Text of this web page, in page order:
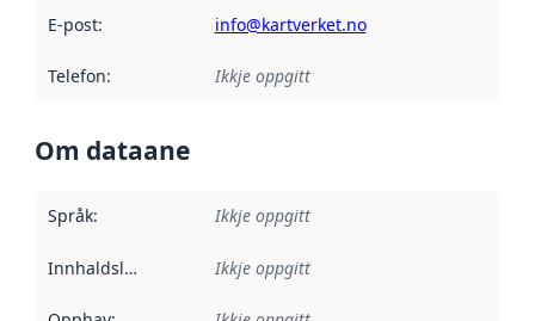
E-post: info@kartverket.no
Telefon: Ikkje oppgitt
Om dataane
Språk: Ikkje oppgitt
Innhaldsleverandørar :
Ikkje oppgitt